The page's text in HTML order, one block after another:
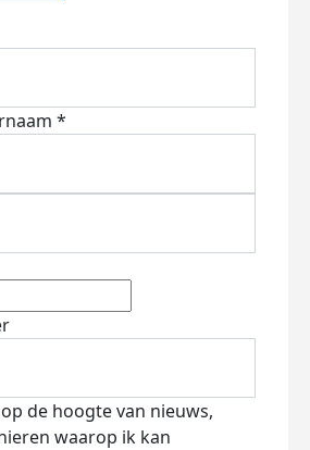
*
de hoogte van nieuws,
waarop ik kan